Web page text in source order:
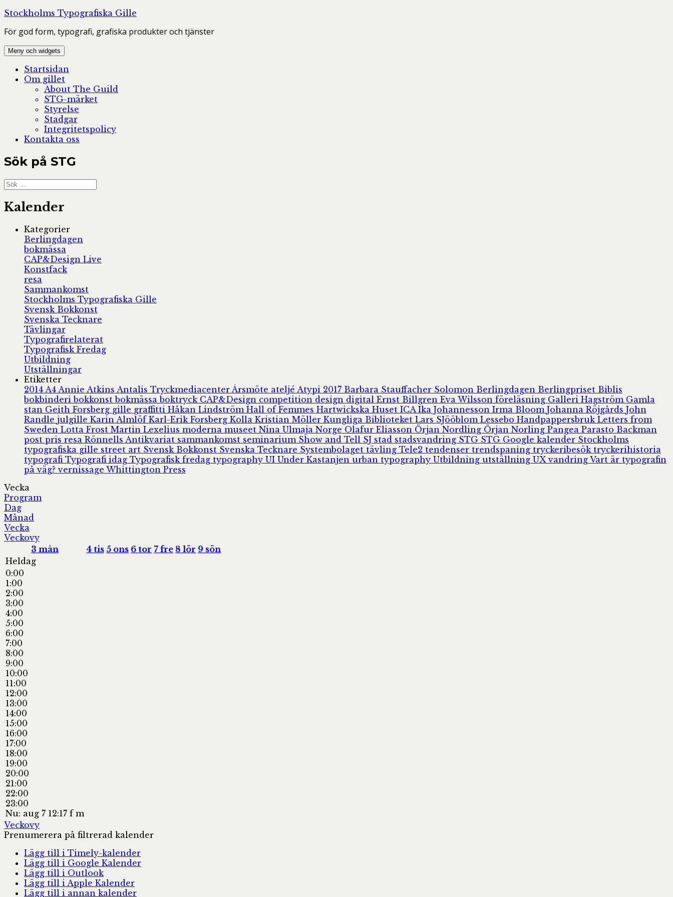
Hoppa
innehåll
Stockholms Typografiska Gille
För god form, typografi, grafiska produkter och tjänster
Meny och widgets
Startsidan
Om gillet
About The Guild
STG-märket
Styrelse
Stadgar
Integritetspolicy
Kontakta oss
Sök på STG
Sök
efter:
Kalender
Kategorier
Berlingdagen
bokmässa
CAP&Design Live
Konstfack
resa
Sammankomst
Stockholms Typografiska Gille
Svensk Bokkonst
Svenska Tecknare
Tävlingar
Typografirelaterat
Typografisk Fredag
Utbildning
Utställningar
Etiketter
2014 A4 Annie Atkins Antalis Tryckmediacenter Årsmöte ateljé Atypi 2017 Barbara Stauffacher Solomon Berlingdagen Berlingpriset Biblis
bokbinderibokkonstbokmässaboktryck CAP&Design competition design digital Ernst Billgren Eva Wilsson föreläsning Galleri Hagström Gamla
stan Geith Forsberg gille graffitti Håkan Lindström Hall of Femmes Hartwickska Huset ICA Ika Johannesson Irma Bloom Johanna Röjgårds John
Randle julgille Karin Almlöf Karl-Erik Forsberg Kolla Kristian Möller Kungliga Biblioteket Lars SJööblom Lessebo Handpappersbruk Letters from
Sweden Lotta Frost Martin Lexelius moderna museet Nina Ulmaja Norge Olafur Eliasson Örjan Nordling Örjan Norling Pangea Parasto Backman
post pris resa Rönnells Antikvariat sammankomst seminarium Show and Tell SJ stad stadsvandring STG STG Google kalender Stockholms
typografiska gille street art Svensk Bokkonst Svenska Tecknare Systembolaget tävling Tele2 tendenser trendspaning tryckeribesök tryckerihistoria
typografi Typografi idag Typografisk fredag typography UI Under Kastanjen urban typography Utbildning utställning UXvandring Vart är typografin
på väg?vernissage Whittington Press
Vecka
Program
Dag
Månad
Vecka
Veckovy
3 mån 4 tis 5 ons 6 tor 7 fre 8 lör 9 sön
Heldag
0:00
1:00
2:00
3:00
4:00
5:00
6:00
7:00
8:00
9:00
10:00
11:00
12:00
13:00
14:00
15:00
16:00
17:00
18:00
19:00
20:00
21:00
22:00
23:00
Nu: aug 7 12:17 f m
Veckovy
Prenumerera på filtrerad kalender
Lägg till i Timely-kalender
Lägg till i Google Kalender
Lägg till i Outlook
Lägg till i Apple Kalender
Lägg till i annan kalender